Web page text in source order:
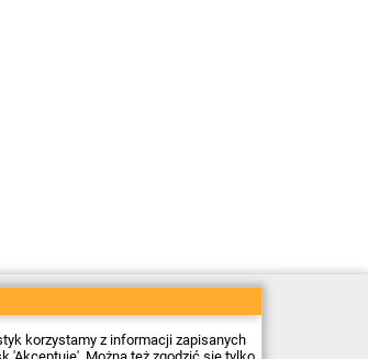
206
240
korzystamy z informacji zapisanych